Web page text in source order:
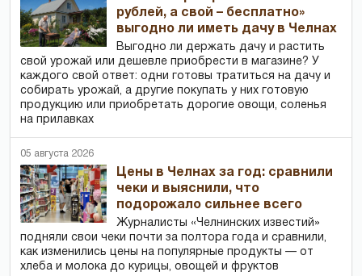
рублей, а свой – бесплатно»
выгодно ли иметь дачу в Челнах
Выгодно ли держать дачу и растить
свой урожай или дешевле приобрести в магазине? У
каждого свой ответ: одни готовы тратиться на дачу и
собирать урожай, а другие покупать у них готовую
продукцию или приобретать дорогие овощи, соленья
на прилавках
05 августа 2026
Цены в Челнах за год: сравнили
чеки и выяснили, что
подорожало сильнее всего
Журналисты «Челнинских известий»
подняли свои чеки почти за полтора года и сравнили,
как изменились цены на популярные продукты — от
хлеба и молока до курицы, овощей и фруктов